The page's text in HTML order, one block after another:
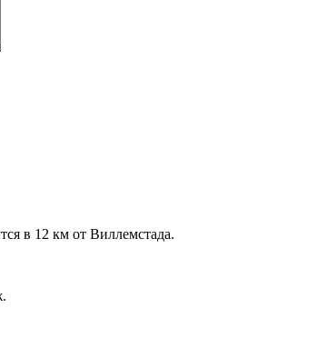
в 12 км от Виллемстада.